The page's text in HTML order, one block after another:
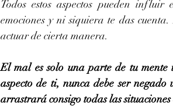
Todos estos aspectos pueden influir
emociones y ni siquiera te das
actuar de cierta manera.
El mal es solo una parte de tu
aspecto de ti, nunca debe ser
arrastrará consigo todas las